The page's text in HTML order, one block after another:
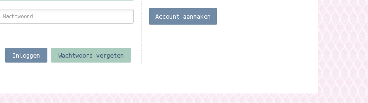
Inloggen Wachtwoord vergeten
Account aanmaken